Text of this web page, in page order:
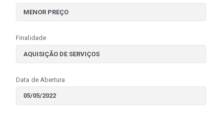
Finalidade
Data de Abertura